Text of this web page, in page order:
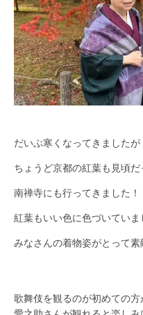
だいぶ寒くなってきましたが
ちょうど京都の紅葉も見頃だ
南禅寺にも行ってきました！
紅葉もいい色に色づいていま
みなさんの着物姿がとって
歌舞伎を観るのが初めての方